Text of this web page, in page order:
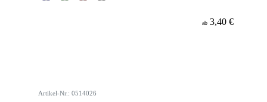
ab 3,40 €
Artikel-Nr.: 0514026